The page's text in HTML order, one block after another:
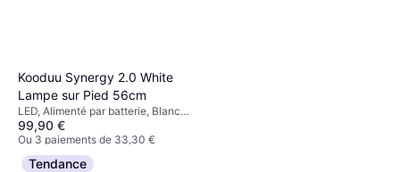
Kooduu Synergy 2.0 White
Lampe sur Pied 56cm
LED, Alimenté par batterie, Blanc,
Aluminium, Plastique
99,90 €
Ou 3 paiements de 33,30 €
4 magasins
Tendance